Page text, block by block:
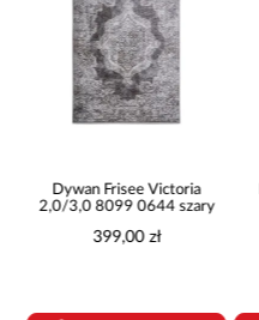
Dywan Frisee Victoria
2,0/3,0 8099 0644 szary
399,00 zł